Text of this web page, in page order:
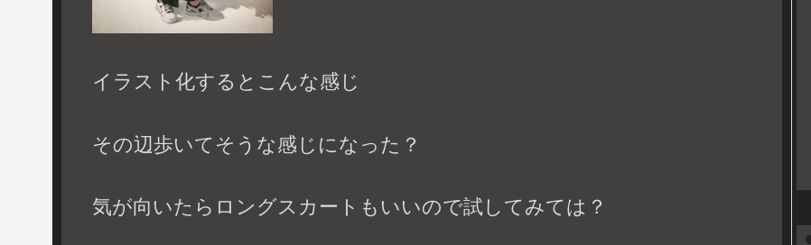
イラスト化するとこんな感じ
その辺歩いてそうな感じになった？
気が向いたらロングスカートもいいので試してみては？